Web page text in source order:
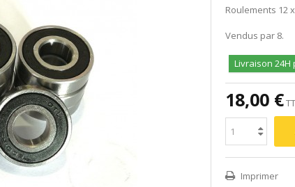
Roulements 12
Vendus par 8.
Livraison 24H
18,00 €
Imprimer